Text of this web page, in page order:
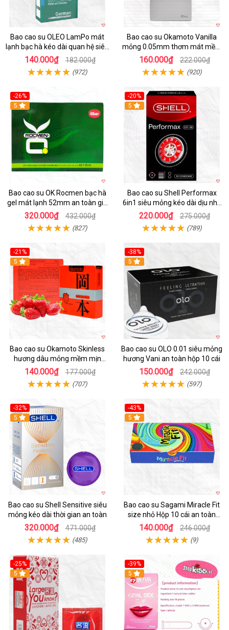
Bao cao su OLEO LamPo mát
lạnh bạc hà kéo dài quan hệ siêu
mỏng
140.000₫ 182.000₫
(972)
Bao cao su Okamoto Vanilla
mỏng 0.05mm thơm mát mềm
mại
160.000₫ 222.000₫
(920)
-26%
Hot
5
Bao cao su OK Rocmen bạc hà
gel mát lạnh 52mm an toàn giá
tốt
320.000₫ 432.000₫
(827)
-20%
5
Bao cao su Shell Performax
6in1 siêu mỏng kéo dài dịu nhẹ
kích thích
220.000₫ 275.000₫
(789)
-21%
Hot
5
Bao cao su Okamoto Skinless
hương dâu mỏng mềm mịn
quyến rũ
140.000₫ 177.000₫
(707)
-38%
5
Bao cao su OLO 0.01 siêu mỏng
hương Vani an toàn hộp 10 cái
150.000₫ 242.000₫
(597)
-32%
5
Bao cao su Shell Sensitive siêu
mỏng kéo dài thời gian an toàn
320.000₫ 471.000₫
(485)
-43%
Hot
5
Bao cao su Sagami Miracle Fit
size nhỏ Hộp 10 cái an toàn
mềm mịn
140.000₫ 246.000₫
(9)
-25%
Hot
5
-39%
Hot
5